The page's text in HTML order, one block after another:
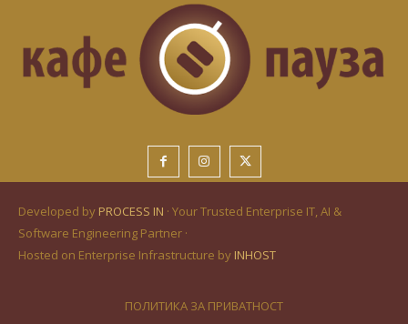
Developed by PROCESS IN · Your Trusted Enterprise IT, AI &
Software Engineering Partner ·
Hosted on Enterprise Infrastructure by INHOST
ПОЛИТИКА ЗА ПРИВАТНОСТ